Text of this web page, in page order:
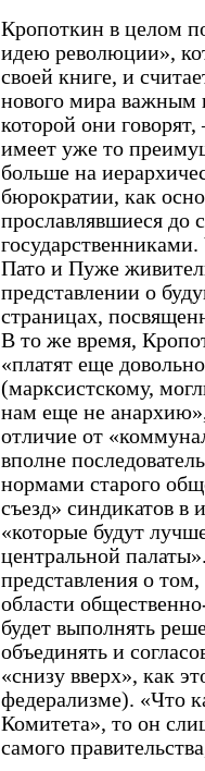
Кропоткин в целом
идею революции»,
своей книге, и
нового мира важным
которой они
имеет уже то
больше на
бюрократии, как
прославлявшиеся до
государственниками.
Пато и Пуже
представлении о
страницах,
В то же время,
«платят еще
(марксистскому,
нам еще не
отличие от
вполне
нормами старого
съезд» синдикатов в
«которые будут
центральной
представления о
области
будет выполнять
объединять и
«снизу вверх», как
федерализме). «Что
Комитета», то он
самого